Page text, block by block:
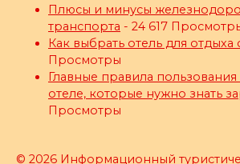
Плюсы и минусы
транспорта - 24 617
Как выбрать отель для отдыха
Просмотры
Главные правила
отеле, которые нужно знать
Просмотры
© 2026 Информационный